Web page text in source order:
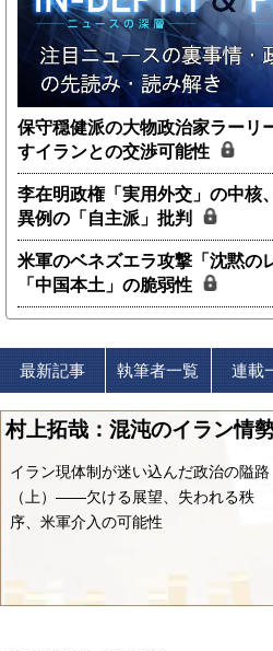
保守穏健派の大物政治家ラーリ
すイランとの交渉可能性
李在明政権「実用外交」の中核
異例の「自主派」批判
米軍のベネズエラ攻撃「沈黙の
「中国本土」の脆弱性
最新記事 執筆者一覧 連載
村上拓哉：混沌のイラン情
イラン現体制が迷い込んだ政治の隘路
（上）――欠ける展望、失われる秩
序、米軍介入の可能性